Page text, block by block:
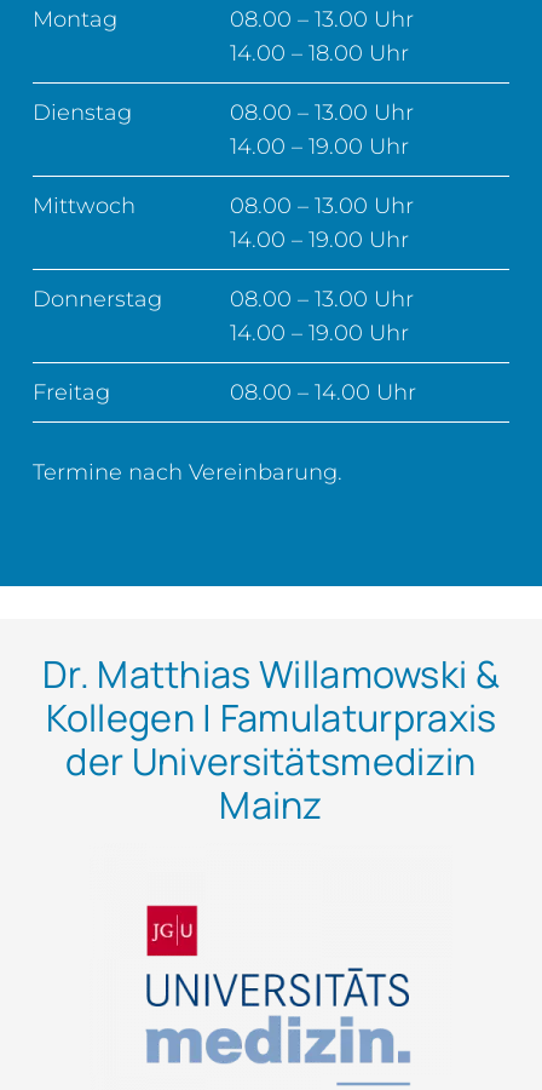
Montag
08.00 – 13.00 Uhr
14.00 – 18.00 Uhr
Dienstag
08.00 – 13.00 Uhr
14.00 – 19.00 Uhr
Mittwoch
08.00 – 13.00 Uhr
14.00 – 19.00 Uhr
Donnerstag
08.00 – 13.00 Uhr
14.00 – 19.00 Uhr
Freitag 08.00 – 14.00 Uhr
Termine nach Vereinbarung.
Dr. Matthias Willamowski &
Kollegen | Famulaturpraxis
der Universitätsmedizin
Mainz